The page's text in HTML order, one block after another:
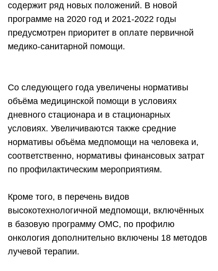
содержит ряд новых положений. В новой
программе на 2020 год и 2021-2022 годы
предусмотрен приоритет в оплате первичной
медико-санитарной помощи.
Со следующего года увеличены нормативы
объёма медицинской помощи в условиях
дневного стационара и в стационарных
условиях. Увеличиваются также средние
нормативы объёма медпомощи на человека и,
соответственно, нормативы финансовых затрат
по профилактическим мероприятиям.
Кроме того, в перечень видов
высокотехнологичной медпомощи, включённых
в базовую программу ОМС, по профилю
онкология дополнительно включены 18 методов
лучевой терапии.